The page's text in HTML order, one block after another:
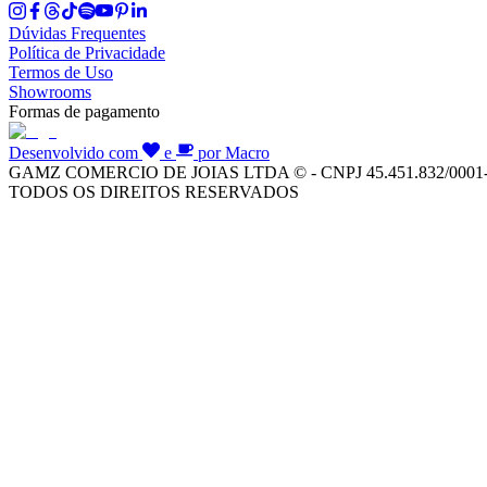
Dúvidas Frequentes
Política de Privacidade
Termos de Uso
Showrooms
Formas de pagamento
Desenvolvido com e
por Macro
GAMZ COMERCIO DE JOIAS LTDA © - CNPJ 45.451.832/
TODOS OS DIREITOS RESERVADOS